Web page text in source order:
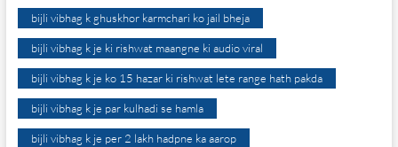
bijli vibhag k ghuskhor karmchari ko jail bheja
bijli vibhag k je ki rishwat maangne ki audio viral
bijli vibhag k je ko 15 hazar ki rishwat lete range hath pakda
bijli vibhag k je par kulhadi se hamla
bijli vibhag k je per 2 lakh hadpne ka aarop